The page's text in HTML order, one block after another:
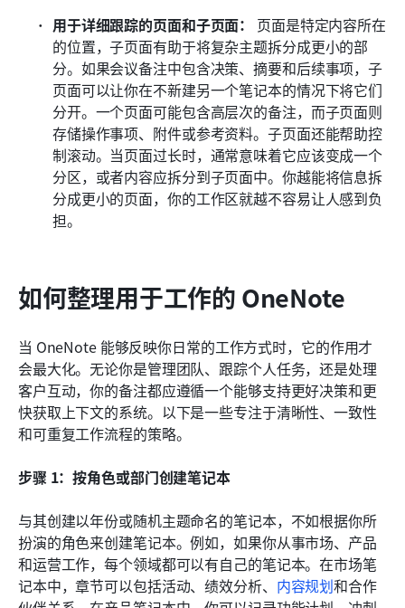
用于详细跟踪的页面和子页面：
页面是特定内容所在
的位置，子页面有助于将复杂主题拆分成更小的部
分。如果会议备注中包含决策、摘要和后续事项，子
页面可以让你在不新建另一个笔记本的情况下将它们
分开。一个页面可能包含高层次的备注，而子页面则
存储操作事项、附件或参考资料。子页面还能帮助控
制滚动。当页面过长时，通常意味着它应该变成一个
分区，或者内容应拆分到子页面中。你越能将信息拆
分成更小的页面，你的工作区就越不容易让人感到负
担。
如何整理用于工作的 OneNote
当 OneNote 能够反映你日常的工作方式时，它的作用才
会最大化。无论你是管理团队、跟踪个人任务，还是处理
客户互动，你的备注都应遵循一个能够支持更好决策和更
快获取上下文的系统。以下是一些专注于清晰性、一致性
和可重复工作流程的策略。
步骤 1：按角色或部门创建笔记本
与其创建以年份或随机主题命名的笔记本，不如根据你所
扮演的角色来创建笔记本。例如，如果你从事市场、产品
和运营工作，每个领域都可以有自己的笔记本。在市场笔
记本中，章节可以包括活动、绩效分析、 内容规划和合作